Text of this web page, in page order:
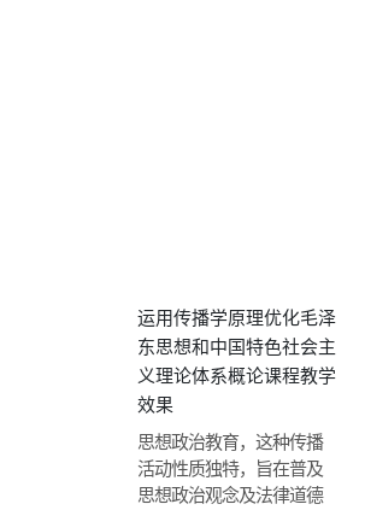
运用传播学原理优化毛泽
东思想和中国特色社会主
义理论体系概论课程教学
效果
思想政治教育，这种传播
活动性质独特，旨在普及
思想政治观念及法律道德